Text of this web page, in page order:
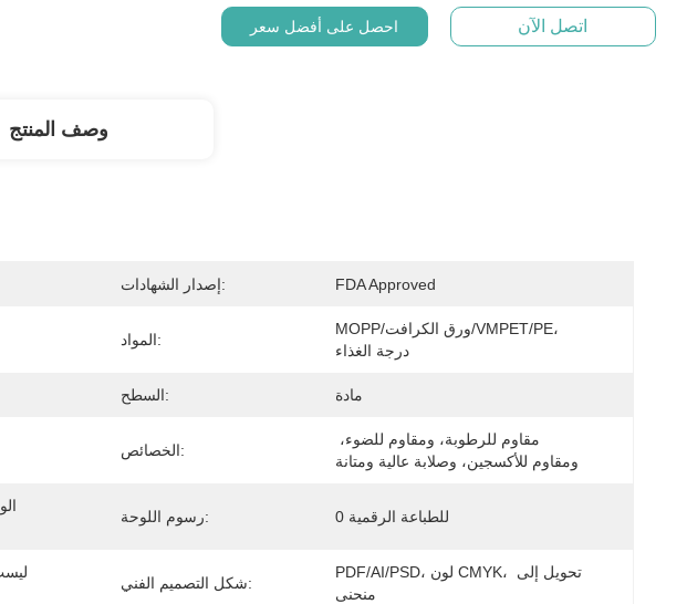
احصل على أفضل سعر اتصل الآن
وصف المنتج
إصدار الشهادات: FDA Approved
المواد:
MOPP/ورق الكرافت/VMPET/PE،
درجة الغذاء
السطح: مادة
الخصائص:
ومقاوم للأكسجين، وصلابة عالية ومتانة
رسوم اللوحة: 0 للطباعة الرقمية
شكل التصميم الفني:
PDF/AI/PSD، لون CMYK، تحويل إلى
منحنى